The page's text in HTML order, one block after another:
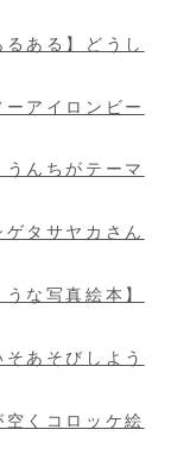
ある】どうし
ーアイロンビー
うんちがテーマ
ゲタサヤカさん
な写真絵本】
あそびしよう
空くコロッケ絵